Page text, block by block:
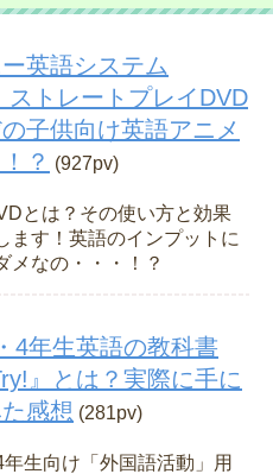
英語システム
ストレートプレイDVD
子供向け英語アニメ
？ (927pv)
とは？その使い方と効果
ます！英語のインプットに
メなの・・・！？
4年生英語の教科書
』とは？実際に手に
感想 (281pv)
生向け「外国語活動」用